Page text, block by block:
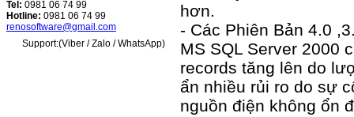
Tel: 0981 06 74 99
Hotline: 0981 06 74 99
renosoftware@gmail.com
Support:(Viber / Zalo / WhatsApp)
hơn.
- Các Phiên Bản 4.0
MS SQL Server 2000
records tăng lên do
ẩn nhiều rủi ro do sự
nguồn điện không ổn